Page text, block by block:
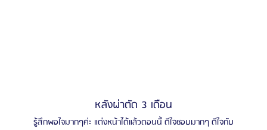
หลังผ่าตัด 3 เดือน
รู้สึกพอใจมากๆค่ะ แต่งหน้าได้แล้วตอนนี้ ดีใจชอบมากๆ ดีใจกับ